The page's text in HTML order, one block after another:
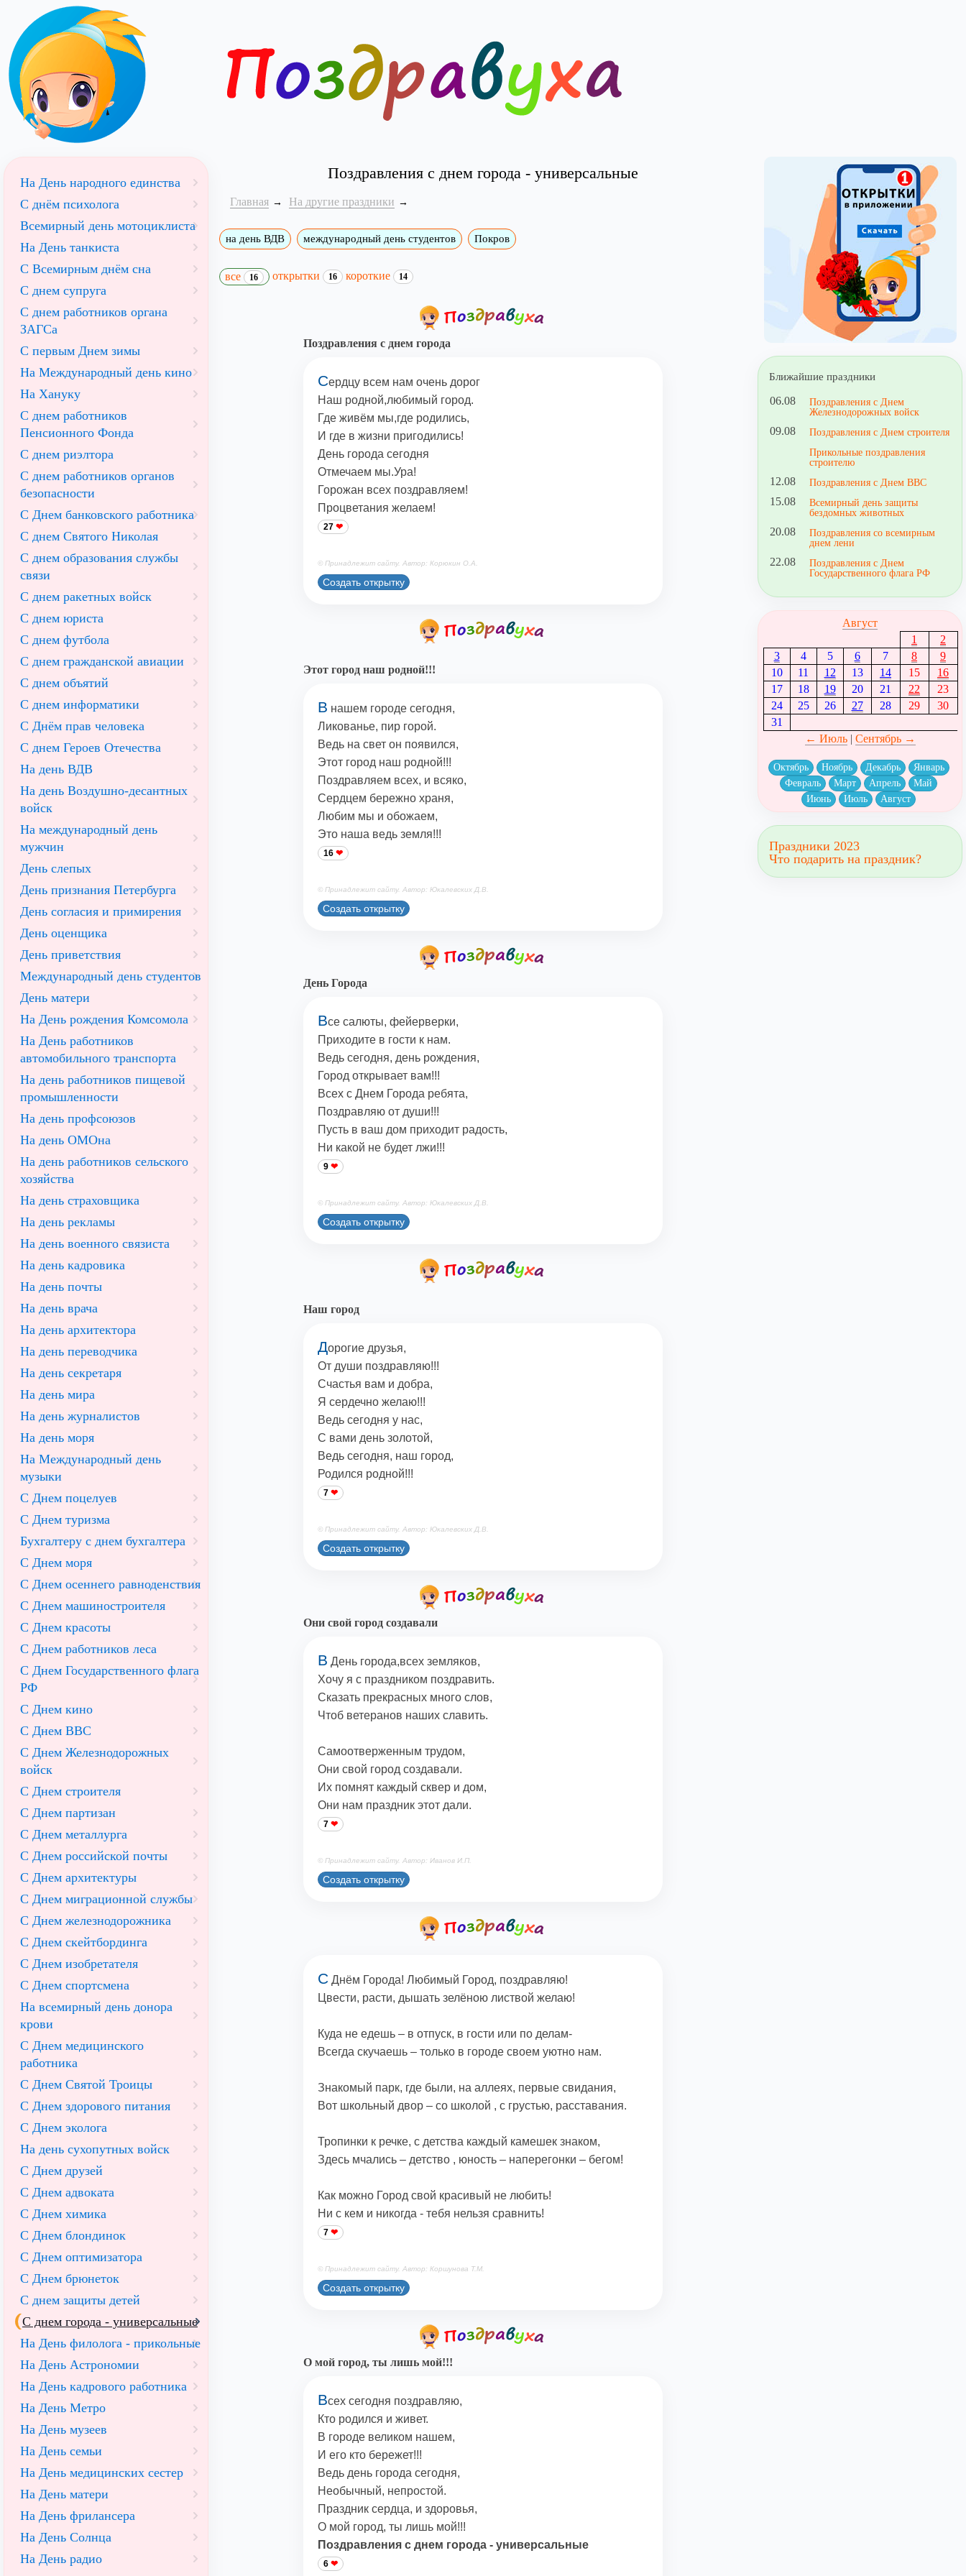
Поздравления с днем города - универсальные
Главная На другие праздники
на день ВДВ международный день студентов Покров
все 16 открытки 16 короткие 14
Поздравления с днем города
Сердцу всем нам очень дорог
Наш родной,любимый город.
Где живём мы,где родились,
И где в жизни пригодились!
День города сегодня
Отмечаем мы.Ура!
Горожан всех поздравляем!
Процветания желаем!
27
© Принадлежит сайту. Автор: Корюкин О.А.
Создать открытку
Этот город наш родной!!!
В нашем городе сегодня,
Ликованье, пир горой.
Ведь на свет он появился,
Этот город наш родной!!!
Поздравляем всех, и всяко,
Сердцем бережно храня,
Любим мы и обожаем,
Это наша ведь земля!!!
16
© Принадлежит сайту. Автор: Юкалевских Д.В.
Создать открытку
День Города
Все салюты, фейерверки,
Приходите в гости к нам.
Ведь сегодня, день рождения,
Город открывает вам!!!
Всех с Днем Города ребята,
Поздравляю от души!!!
Пусть в ваш дом приходит радость,
Ни какой не будет лжи!!!
9
© Принадлежит сайту. Автор: Юкалевских Д.В.
Создать открытку
Наш город
Дорогие друзья,
От души поздравляю!!!
Счастья вам и добра,
Я сердечно желаю!!!
Ведь сегодня у нас,
С вами день золотой,
Ведь сегодня, наш город,
Родился родной!!!
7
© Принадлежит сайту. Автор: Юкалевских Д.В.
Создать открытку
Они свой город создавали
В День города,всех земляков,
Хочу я с праздником поздравить.
Сказать прекрасных много слов,
Чтоб ветеранов наших славить.
Самоотверженным трудом,
Они свой город создавали.
Их помнят каждый сквер и дом,
Они нам праздник этот дали.
7
© Принадлежит сайту. Автор: Иванов И.П.
Создать открытку
СДнём Города! Любимый Город, поздравляю!
Цвести, расти, дышать зелёною листвой желаю!
Куда не едешь – в отпуск, в гости или по делам-
Всегда скучаешь – только в городе своем уютно нам.
Знакомый парк, где были, на аллеях, первые свидания,
Вот школьный двор – со школой , с грустью, расставания.
Тропинки к речке, с детства каждый камешек знаком,
Здесь мчались – детство , юность – наперегонки – бегом!
Как можно Город свой красивый не любить!
Ни с кем и никогда - тебя нельзя сравнить!
7
© Принадлежит сайту. Автор: Коршунова Т.М.
Создать открытку
О мой город, ты лишь мой!!!
Всех сегодня поздравляю,
Кто родился и живет.
В городе великом нашем,
И его кто бережет!!!
Ведь день города сегодня,
Необычный, непростой.
Праздник сердца, и здоровья,
О мой город, ты лишь мой!!!
Поздравления с днем города - универсальные
6
На День народного единства
С днём психолога
Всемирный день мотоциклиста
На День танкиста
С Всемирным днём сна
С днем супруга
С днем работников органа
ЗАГСа
С первым Днем зимы
На Международный день кино
На Хануку
С днем работников
Пенсионного Фонда
С днем риэлтора
С днем работников органов
безопасности
С Днем банковского работника
С днем Святого Николая
С днем образования службы
связи
С днем ракетных войск
С днем юриста
С днем футбола
С днем гражданской авиации
С днем объятий
С днем информатики
С Днём прав человека
С днем Героев Отечества
На день ВДВ
На день Воздушно-десантных
войск
На международный день
мужчин
День слепых
День признания Петербурга
День согласия и примирения
День оценщика
День приветствия
Международный день студентов
День матери
На День рождения Комсомола
На День работников
автомобильного транспорта
На день работников пищевой
промышленности
На день профсоюзов
На день ОМОна
На день работников сельского
хозяйства
На день страховщика
На день рекламы
На день военного связиста
На день кадровика
На день почты
На день врача
На день архитектора
На день переводчика
На день секретаря
На день мира
На день журналистов
На день моря
На Международный день
музыки
С Днем поцелуев
С Днем туризма
Бухгалтеру с днем бухгалтера
С Днем моря
С Днем осеннего равноденствия
С Днем машиностроителя
С Днем красоты
С Днем работников леса
С Днем Государственного флага
РФ
С Днем кино
С Днем ВВС
С Днем Железнодорожных
войск
С Днем строителя
С Днем партизан
С Днем металлурга
С Днем российской почты
С Днем архитектуры
С Днем миграционной службы
С Днем железнодорожника
С Днем скейтбординга
С Днем изобретателя
С Днем спортсмена
На всемирный день донора
крови
С Днем медицинского
работника
С Днем Святой Троицы
С Днем здорового питания
С Днем эколога
На день сухопутных войск
С Днем друзей
С Днем адвоката
С Днем химика
С Днем блондинок
С Днем оптимизатора
С Днем брюнеток
С днем защиты детей
С днем города - универсальные
На День филолога - прикольные
На День Астрономии
На День кадрового работника
На День Метро
На День музеев
На День семьи
На День медицинских сестер
На День матери
На День фрилансера
На День Солнца
На День радио
Ближайшие праздники
06.08
Поздравления с Днем
Железнодорожных войск
09.08
Поздравления с Днем строителя
Прикольные поздравления
строителю
12.08 Поздравления с Днем ВВС
15.08
Всемирный день защиты
бездомных животных
20.08
Поздравления со всемирным
днем лени
22.08
Поздравления с Днем
Государственного флага РФ
Август
1
2
3
4 5 6 7 8
9
10
11 12 13 14 15
16
17
18 19 20 21 22
23
24
25 26 27 28 29
30
31
← Июль| Сентябрь →
Октябрь Ноябрь Декабрь
Январь
Февраль
Март Апрель
Май
Июнь
Июль Август
Праздники 2023
Что подарить на праздник?